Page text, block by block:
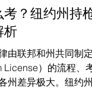
？纽约州持枪
析
由联邦和州共同制定